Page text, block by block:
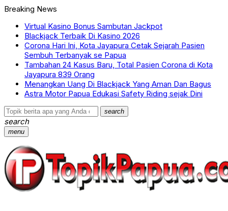
Breaking News
Virtual Kasino Bonus Sambutan Jackpot
Blackjack Terbaik Di Kasino 2026
Corona Hari Ini, Kota Jayapura Cetak Sejarah Pasien
Sembuh Terbanyak se Papua
Tambahan 24 Kasus Baru, Total Pasien Corona di Kota
Jayapura 839 Orang
Menangkan Uang Di Blackjack Yang Aman Dan Bagus
Astra Motor Papua Edukasi Safety Riding sejak Dini
search
search
menu